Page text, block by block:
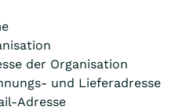
der Organisation
und Lieferadresse
Adresse